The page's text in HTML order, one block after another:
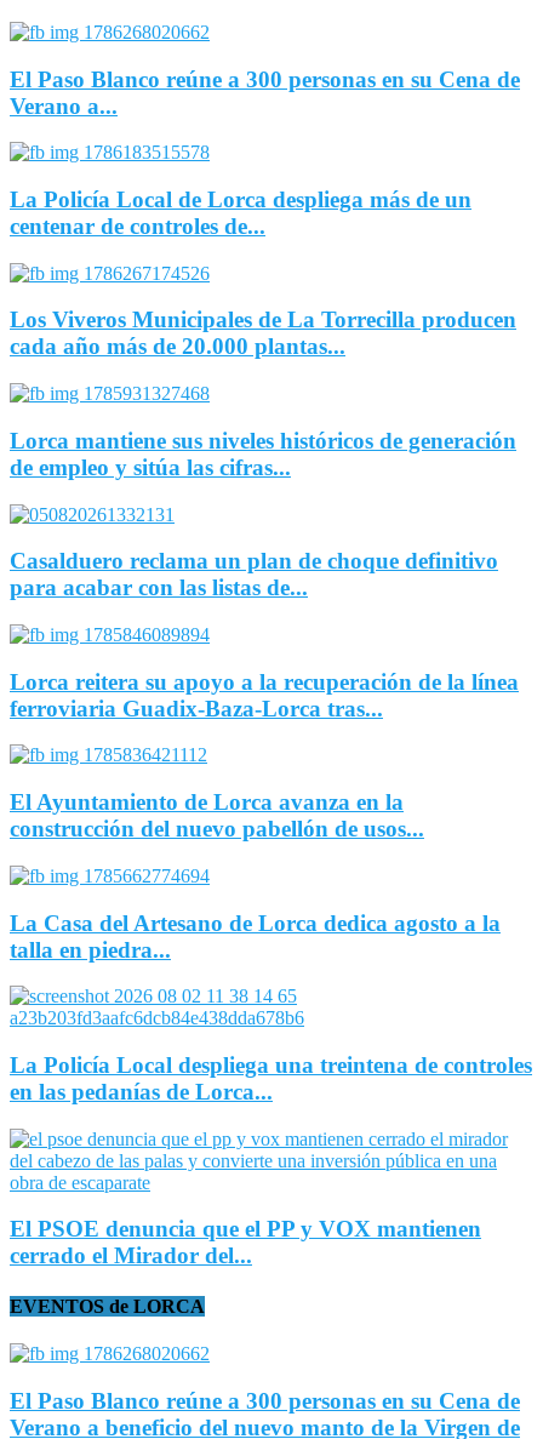
El Paso Blanco reúne a 300 personas en su Cena de
Verano a...
La Policía Local de Lorca despliega más de un
centenar de controles de...
Los Viveros Municipales de La Torrecilla producen
cada año más de 20.000 plantas...
Lorca mantiene sus niveles históricos de generación
de empleo y sitúa las cifras...
Casalduero reclama un plan de choque definitivo
para acabar con las listas de...
Lorca reitera su apoyo a la recuperación de la línea
ferroviaria Guadix-Baza-Lorca tras...
El Ayuntamiento de Lorca avanza en la
construcción del nuevo pabellón de usos...
La Casa del Artesano de Lorca dedica agosto a la
talla en piedra...
La Policía Local despliega una treintena de controles
en las pedanías de Lorca...
El PSOE denuncia que el PP y VOX mantienen
cerrado el Mirador del...
EVENTOS de LORCA
El Paso Blanco reúne a 300 personas en su Cena de
Verano a beneficio del nuevo manto de la Virgen de